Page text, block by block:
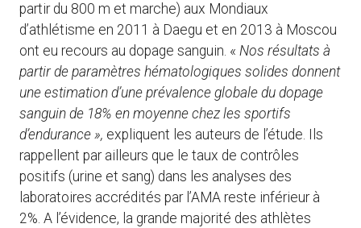
partir du 800 m et marche) aux Mondiaux
d’athlétisme en 2011 à Daegu et en 2013 à Moscou
ont eu recours au dopage sanguin. « Nos résultats à
partir de paramètres hématologiques solides donnent
une estimation d’une prévalence globale du dopage
sanguin de 18% en moyenne chez les sportifs
d’endurance », expliquent les auteurs de l’étude. Ils
rappellent par ailleurs que le taux de contrôles
positifs (urine et sang) dans les analyses des
laboratoires accrédités par l’AMA reste inférieur à
2%. A l’évidence, la grande majorité des athlètes